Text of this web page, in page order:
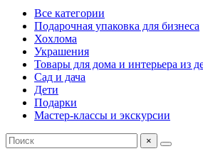
Все категории
Подарочная упаковка для бизнеса
Хохлома
Украшения
Товары для дома и интерьера из
Сад и дача
Дети
Подарки
Мастер-классы и экскурсии
×